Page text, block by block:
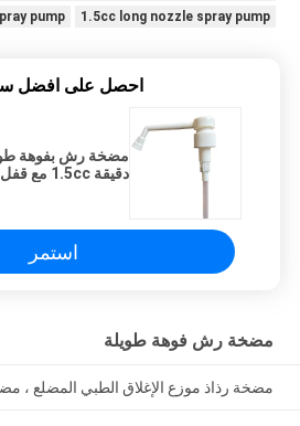
1.5cc long nozzle spray pump
pump
احصل على افضل
مضخة رش بفوهة
دقيقة 1.5cc مع قفل لولبي
استمر
مضخة رش فوهة طويلة
مضخة رذاذ موزع الإغلاق الطبي المضلع ، مضخة